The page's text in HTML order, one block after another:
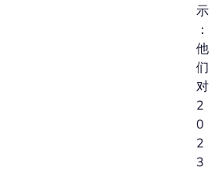
示
：
他
们
对
2
0
2
3